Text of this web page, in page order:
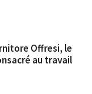
Offresi, le
au travail